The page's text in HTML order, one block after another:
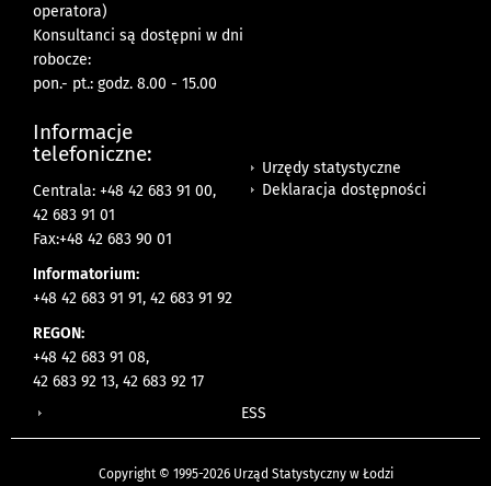
operatora)
Konsultanci są dostępni w dni
robocze:
pon.- pt.: godz. 8.00 - 15.00
Informacje
telefoniczne:
Centrala: +48 42 683 91 00,
42 683 91 01
Fax:+48 42 683 90 01
Informatorium:
+48 42 683 91 91, 42 683 91 92
REGON:
+48 42 683 91 08,
42 683 92 13, 42 683 92 17
Urzędy statystyczne
Deklaracja dostępności
ESS
Copyright © 1995-2026 Urząd Statystyczny w Łodzi